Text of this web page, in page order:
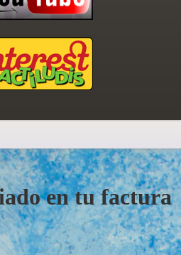
en tu factura